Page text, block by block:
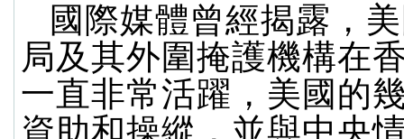
國際媒體曾經揭露，
局及其外圍掩護機構在
一直非常活躍，美國的
資助和操縱，並與中央